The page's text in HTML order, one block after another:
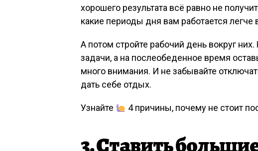
хорошего результата всё равно не
какие периоды дня вам работается легче
А потом стройте рабочий день вокруг
задачи, а на послеобеденное время
много внимания. И не забывайте
дать себе отдых.
Узнайте 4 причины, почему не стоит
3. Ставить